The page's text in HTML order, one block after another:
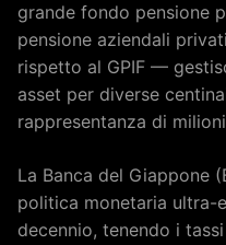
grande fondo pensione
pensione aziendali
rispetto al GPIF —
asset per diverse
rappresentanza di
La Banca del Giappone
politica monetaria ultra-
decennio, tenendo i